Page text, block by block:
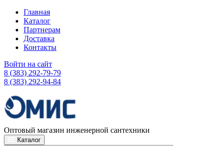
Главная
Каталог
Партнерам
Доставка
Контакты
Войти на сайт
8 (383) 292-79-79
8 (383) 292-94-84
Оптовый магазин инженерной сантехники
Каталог